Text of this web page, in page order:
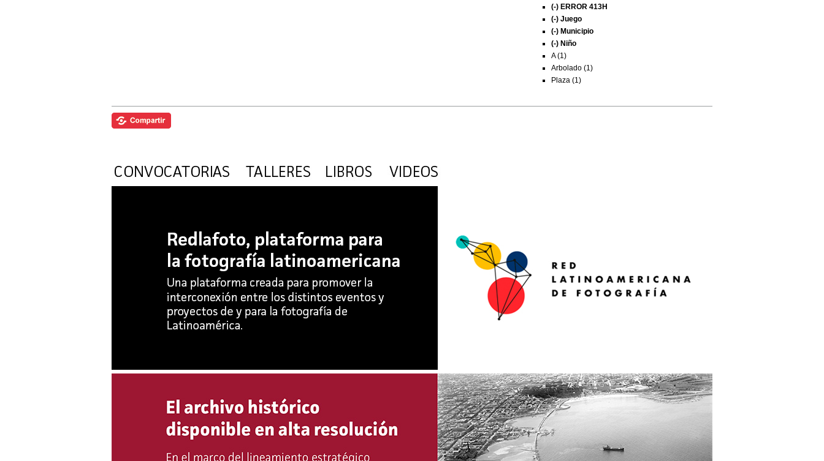
(-) ERROR 413H
(-) Juego
(-) Municipio
(-) Niño
A (1)
Arbolado (1)
Plaza (1)